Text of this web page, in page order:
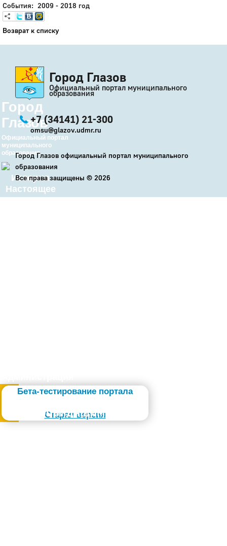
Город
Глазов
Официальный портал
муниципального
образования
История
Настоящее
Стратегия
Бета-тестирование портала
Старая версия
Слабовидящим
События: 2009 - 2018 год
Возврат к списку
Город Глазов
Официальный портал муниципального
образования
+7 (34141) 21-300
omsu@glazov.udmr.ru
Город Глазов официальный портал муниципального
образования
Все права защищены © 2026